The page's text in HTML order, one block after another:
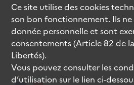
Ce site utilise descookies
son bon fonctionnement. Ils
donnée personnelle et sont
consentements (Article 82 de
Libertés).
Vous pouvez consulter les
d’utilisation sur le lien ci-